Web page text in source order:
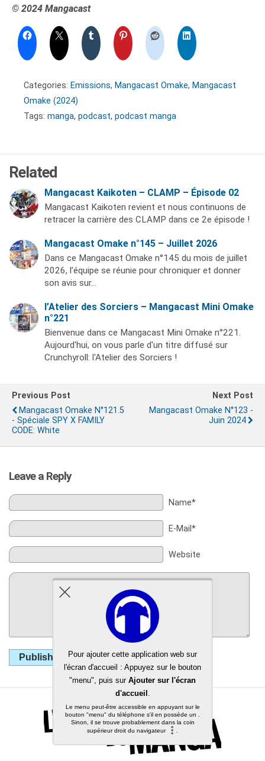
© 2024 Mangacast
Categories: Emissions, Mangacast Omake, Mangacast
Omake (2024)
Tags: manga, podcast, podcast manga
Related
Mangacast Kaikoten – CLAMP – Épisode 02
Mangacast Kaikoten revient et nous continuons de
retracer la carrière des CLAMP dans ce 2e épisode !
Mangacast Omake n°145 – Juillet 2026
Dans ce Mangacast Omake n°145 du mois de juillet
2026, l’équipe se réunie pour chroniquer et donner
son avis sur…
l’Atelier des Sorciers – Mangacast Mini Omake
n°221
Bienvenue dans ce Mangacast Mini Omake n°221.
Aujourd'hui, on vous parle d'un titre diffusé sur
Crunchyroll: l'Atelier des Sorciers !
Previous Post
Mangacast Omake N°121.5
- Spéciale SPY X FAMILY
CODE: White
Next Post
Mangacast Omake N°123 -
Juin 2024
Leave a Reply
Name*
E-Mail*
Website
Publish